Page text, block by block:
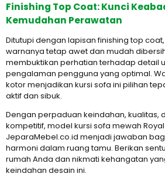
Finishing Top Coat: Kunci
Kemudahan Perawatan
Ditutupi dengan lapisan finishing top
warnanya tetap awet dan mudah
membuktikan perhatian terhadap detail
pengalaman pengguna yang optimal.
kotor menjadikan kursi sofa ini pilihan
aktif dan sibuk.
Dengan perpaduan keindahan, kualitas,
kompetitif, model kursi sofa mewah
JeparaMebel.co.id menjadi jawaban
harmoni dalam ruang tamu. Berikan
rumah Anda dan nikmati kehangatan
keindahan desain ini.